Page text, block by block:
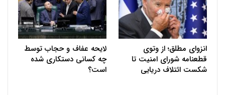
انزوای مطلق؛ از وتوی
قطعنامه شورای امنیت تا
شکست ائتلاف دریایی
لایحه عفاف و حجاب توسط
چه کسانی دستکاری شده
است؟